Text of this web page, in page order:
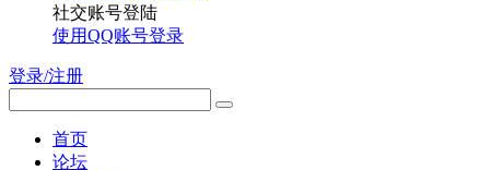
社交账号登陆
使用QQ账号登录
登录/注册
首页
论坛